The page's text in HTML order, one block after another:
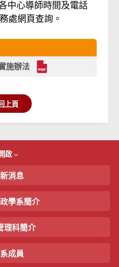
中心導師時間及電話
處網頁查詢。
施辦法
回上頁
開啟
消息
學系簡介
理科簡介
成員